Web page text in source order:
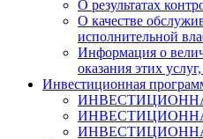
О результатах
О качестве
исполнительной
Информация о
оказания этих
Инвестиционная